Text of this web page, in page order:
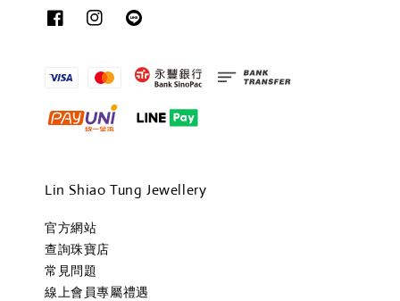
Lin Shiao Tung Jewellery
官方網站
查詢珠寶店
常見問題
線上會員專屬禮遇